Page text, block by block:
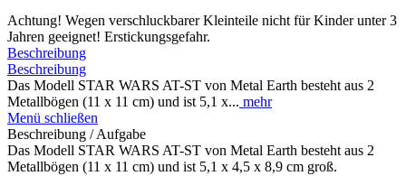
Achtung! Wegen verschluckbarer Kleinteile nicht für Kinder unter 3
Jahren geeignet! Erstickungsgefahr.
Beschreibung
Beschreibung
Das Modell STAR WARS AT-ST von Metal Earth besteht aus 2
Metallbögen (11 x 11 cm) und ist 5,1 x... mehr
Menü schließen
Beschreibung / Aufgabe
Das Modell STAR WARS AT-ST von Metal Earth besteht aus 2
Metallbögen (11 x 11 cm) und ist 5,1 x 4,5 x 8,9 cm groß.